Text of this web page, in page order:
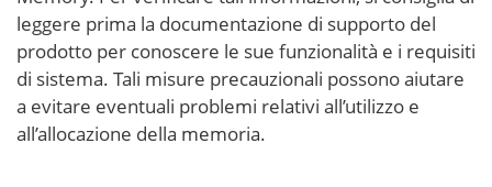
leggere prima la documentazione di supporto del
prodotto per conoscere le sue funzionalità e i requisiti
di sistema. Tali misure precauzionali possono aiutare
a evitare eventuali problemi relativi all’utilizzo e
all’allocazione della memoria.